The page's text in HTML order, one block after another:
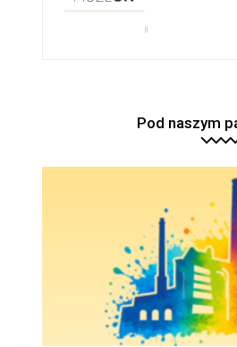
Pod naszym